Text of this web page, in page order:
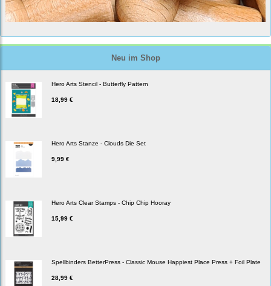
Neu im Shop
Hero Arts Stencil - Butterfly Pattern
18,99 €
Hero Arts Stanze - Clouds Die Set
9,99 €
Hero Arts Clear Stamps - Chip Chip Hooray
15,99 €
Spellbinders BetterPress - Classic Mouse Happiest Place Press + Foil Plate
28,99 €